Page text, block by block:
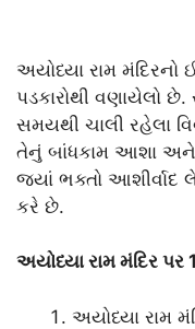
અયોધ્યા રામ
પડકારોથી વણાયેલો
સમયથી ચાલી રહેલા
તેનું બાંધકામ આશા અને
જ્યાં ભક્તો આશીર્વાદ
કરે છે.
અયોધ્યા રામ મંદિર
અયોધ્યા રામ